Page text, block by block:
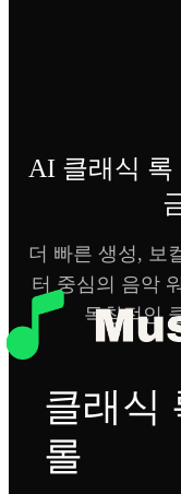
AI 클래식
더 빠른 생성, 보
터 중심의 음악
독창적인
클래식
롤